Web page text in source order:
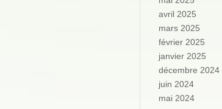
avril 2025
mars 2025
février 2025
janvier 2025
décembre 2024
juin 2024
mai 2024